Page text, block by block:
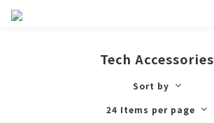
Tech Accessories
Sort by
24 Items per page